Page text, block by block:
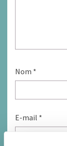
Nom *
E-mail *